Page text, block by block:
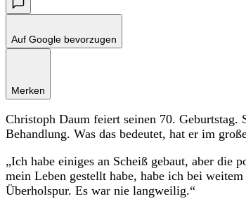
Auf Google bevorzugen
Merken
Christoph Daum feiert seinen 70.
Behandlung. Was das bedeutet, hat er im
„Ich habe einiges an Scheiß gebaut, aber
mein Leben gestellt habe, habe ich bei
Überholspur. Es war nie langweilig.“